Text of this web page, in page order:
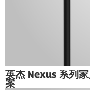
英杰 Nexus 系列
案